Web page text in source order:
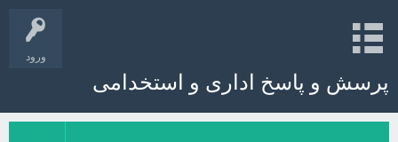
ورود
پرسش و پاسخ اداری و استخدامی